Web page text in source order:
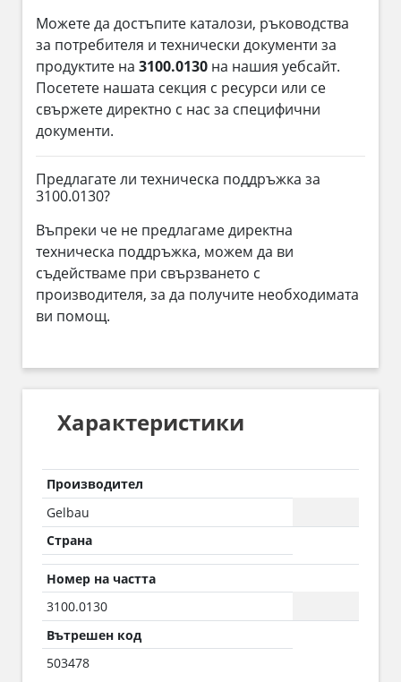
Можете да достъпите каталози, ръководства
за потребителя и технически документи за
продуктите на 3100.0130 на нашия уебсайт.
Посетете нашата секция с ресурси или се
свържете директно с нас за специфични
документи.
Предлагате ли техническа поддръжка за
3100.0130?
Въпреки че не предлагаме директна
техническа поддръжка, можем да ви
съдействаме при свързването с
производителя, за да получите необходимата
ви помощ.
Характеристики
Производител
Gelbau
Страна
Номер на частта
3100.0130
Вътрешен код
503478